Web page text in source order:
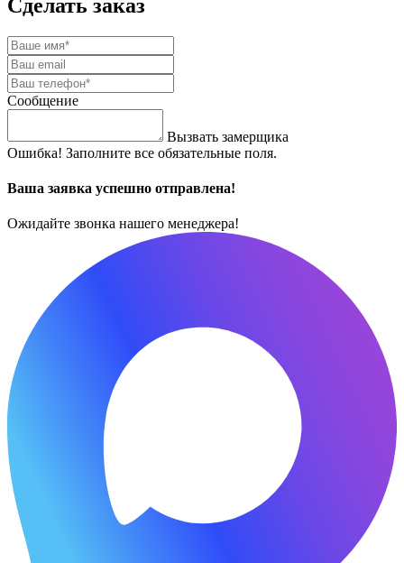
Сделать заказ
Сообщение
Вызвать замерщика
Ошибка! Заполните все обязательные поля.
Ваша заявка успешно отправлена!
Ожидайте звонка нашего менеджера!